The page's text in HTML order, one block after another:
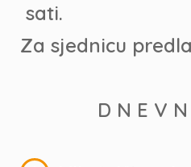
sati.
Za sjednicu
D N E V